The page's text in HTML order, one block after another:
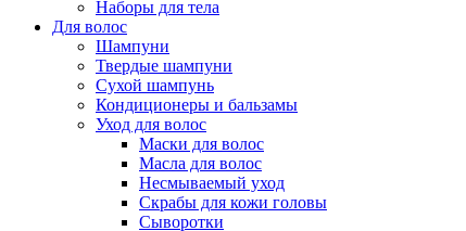
Наборы для тела
Для волос
Шампуни
Твердые шампуни
Сухой шампунь
Кондиционеры и бальзамы
Уход для волос
Маски для волос
Масла для волос
Несмываемый уход
Скрабы для кожи головы
Сыворотки